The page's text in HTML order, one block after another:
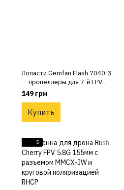
Лопасти Gemfan Flash 7040-3
— пропеллеры для 7-й FPV
дрона (4 шт.)
149 грн
Купить
5